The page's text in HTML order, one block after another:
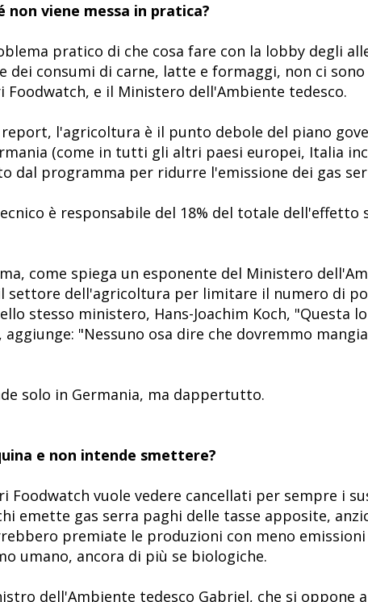
non viene messa in pratica?
pratico di che cosa fare con la lobby degli
dei consumi di carne, latte e formaggi, non ci
Foodwatch, e il Ministero dell'Ambiente tedesco.
report, l'agricoltura è il punto debole del piano
(come in tutti gli altri paesi europei, Italia
dal programma per ridurre l'emissione dei gas
è responsabile del 18% del totale
come spiega un esponente del Ministero
settore dell'agricoltura per limitare il numero di
stesso ministero, Hans-Joachim Koch, "Questa
"Nessuno osa dire che dovremmo
solo in Germania, ma dappertutto.
e non intende smettere?
Foodwatch vuole vedere cancellati per sempre i
emette gas serra paghi delle tasse apposite,
premiate le produzioni con meno
umano, ancora di più se biologiche.
dell'Ambiente tedesco Gabriel, che si oppone